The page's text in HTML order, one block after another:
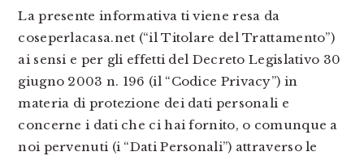
La presente informativa ti viene resa da
coseperlacasa.net (“il Titolare del Trattamento”)
ai sensi e per gli effetti del Decreto Legislativo 30
giugno 2003 n. 196 (il “Codice Privacy”) in
materia di protezione dei dati personali e
concerne i dati che ci hai fornito, o comunque a
noi pervenuti (i “Dati Personali”) attraverso le